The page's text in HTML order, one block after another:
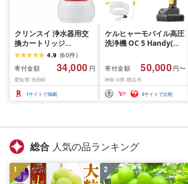
クリンスイ 浄水器用交
換カートリッジ
HUC17021 アンダーシ
ンクタイプ PFAS除去確
認済 水 お水 家庭用 ろ過
交換カートリッジ カー
トリッジ キッチン 新生
4.9 (60件)
寄付金額
34,000 円
愛知県 幸田町
1サイトで掲載
ケルヒャーモバイル高圧
洗浄機 OC 5 Handy(ハ
寄付金額 50,000 円〜
神奈川県 横浜市
4サイトで比較
総合 人気の品ランキング
1 2